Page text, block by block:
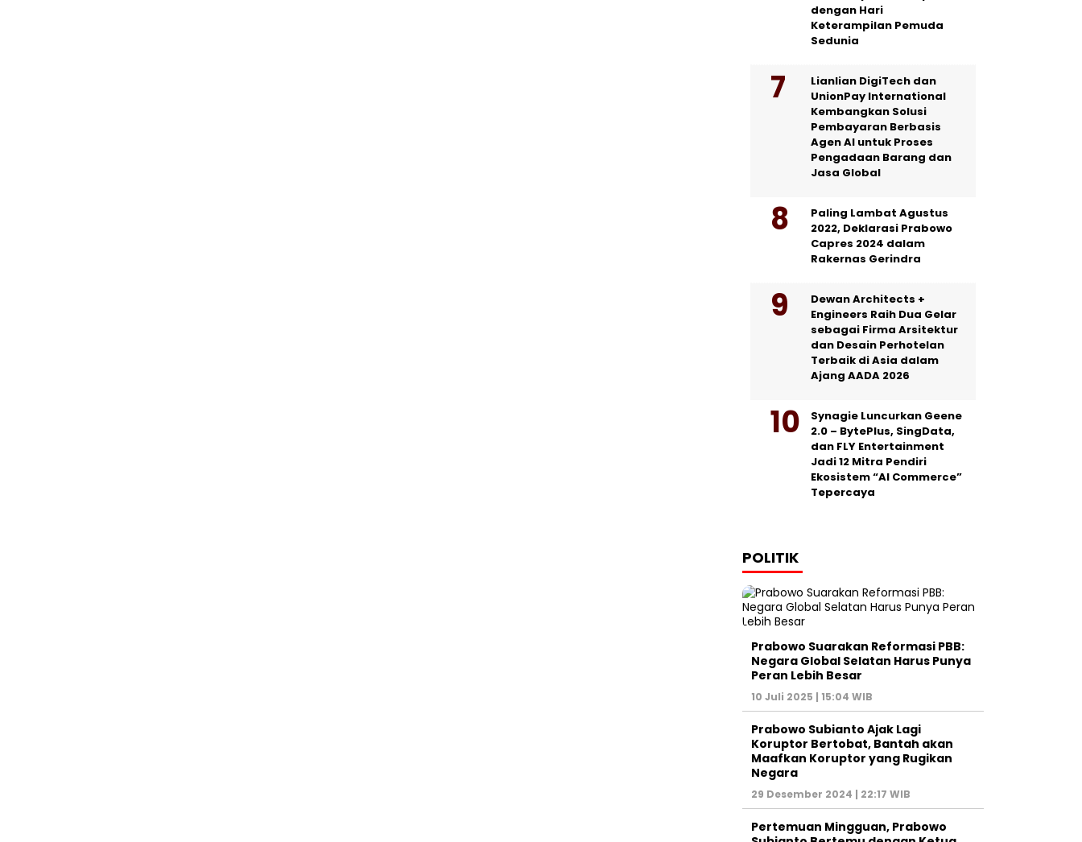
dengan Hari
Keterampilan Pemuda
Sedunia
Lianlian DigiTech dan
UnionPay International
Kembangkan Solusi
Pembayaran Berbasis
Agen AI untuk Proses
Pengadaan Barang dan
Jasa Global
Paling Lambat Agustus
2022, Deklarasi Prabowo
Capres 2024 dalam
Rakernas Gerindra
Dewan Architects +
Engineers Raih Dua Gelar
sebagai Firma Arsitektur
dan Desain Perhotelan
Terbaik di Asia dalam
Ajang AADA 2026
Synagie Luncurkan Geene
2.0 – BytePlus, SingData,
dan FLY Entertainment
Jadi 12 Mitra Pendiri
Ekosistem “AI Commerce”
Tepercaya
POLITIK
Prabowo Suarakan Reformasi PBB:
Negara Global Selatan Harus Punya
Peran Lebih Besar
10 Juli 2025 | 15:04 WIB
Prabowo Subianto Ajak Lagi
Koruptor Bertobat, Bantah akan
Maafkan Koruptor yang Rugikan
Negara
29 Desember 2024 | 22:17 WIB
Pertemuan Mingguan, Prabowo